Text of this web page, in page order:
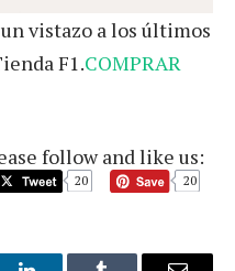
vistazo a los últimos
F1.COMPRAR
follow and like us:
20 20